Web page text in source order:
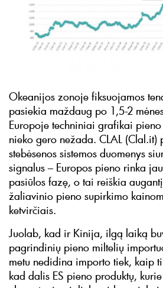
Okeanijos zonoje fiksuojamos
pasiekia maždaug po 1,5-2
Europoje techniniai grafikai
nieko gero nežada. CLAL (Clal.it)
stebėsenos sistemos duomenys
signalus – Europos pieno rinka
pasiūlos fazę, o tai reiškia
žaliavinio pieno supirkimo
ketvirčiais.
Juolab, kad ir Kinija, ilgą laiką
pagrindinių pieno miltelių
metu nedidina importo tiek, kaip
kad dalis ES pieno produktų,